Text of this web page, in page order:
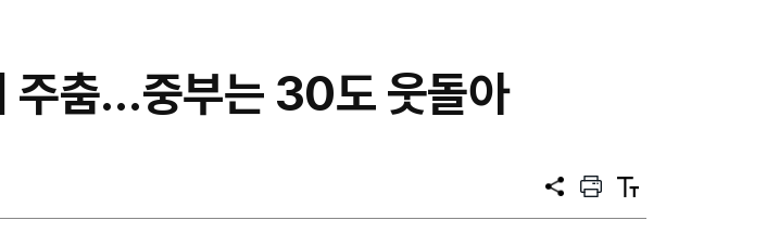
주춤…중부는 30도 웃돌아
공
프
트
텍
트